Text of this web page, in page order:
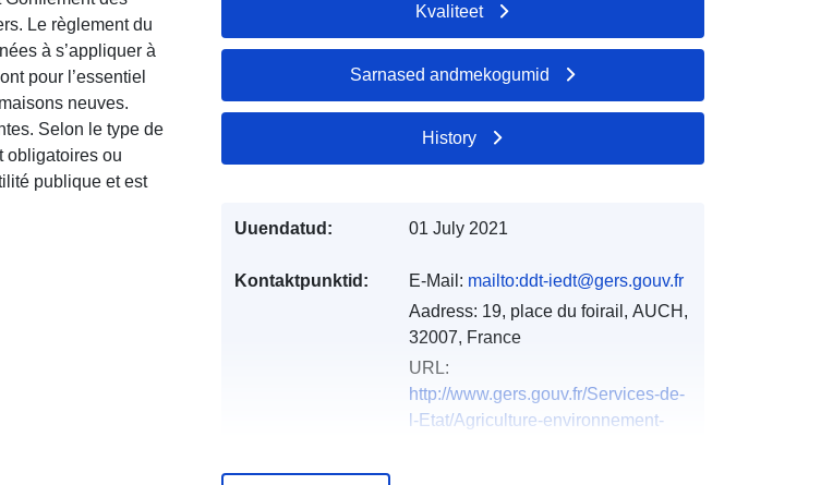
Le règlement du
à s’appliquer à
pour l’essentiel
neuves.
Selon le type de
obligatoires ou
publique et est
Kvaliteet
Sarnased andmekogumid
History
Uuendatud: 01 July 2021
Kontaktpunktid: E-Mail: mailto:ddt-iedt@gers.gouv.fr
Aadress: 19, place du foirail, AUCH,
32007, France
URL:
http://www.gers.gouv.fr/Services-de-
l-Etat/Agriculture-environnement-